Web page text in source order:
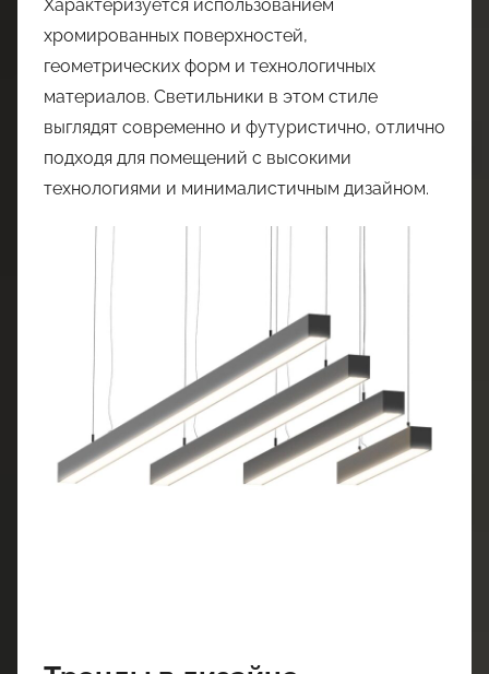
Характеризуется использованием
хромированных поверхностей,
геометрических форм и технологичных
материалов. Светильники в этом стиле
выглядят современно и футуристично, отлично
подходя для помещений с высокими
технологиями и минималистичным дизайном.